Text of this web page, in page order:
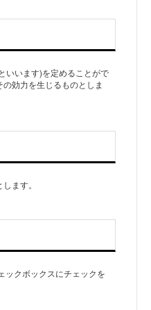
いいます)を定めることがで
効力を生じるものとしま
ます。
ックボックスにチェックを